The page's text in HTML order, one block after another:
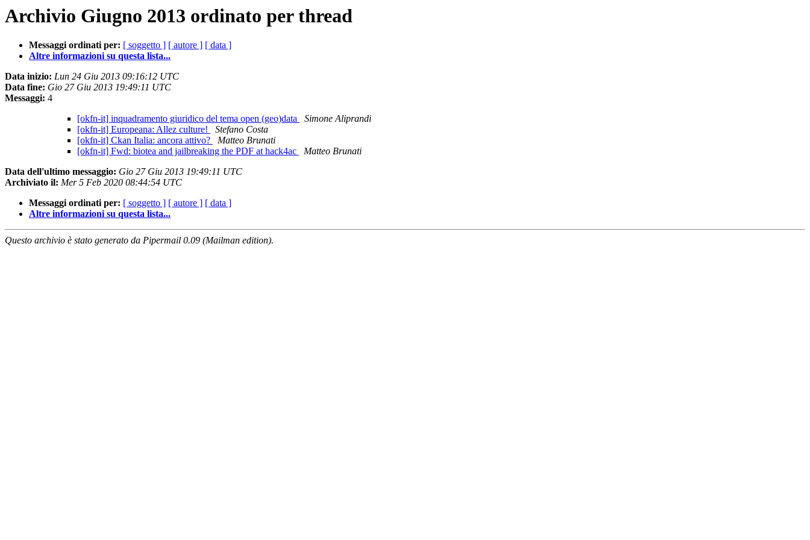
Archivio Giugno 2013 ordinato per thread
Messaggi ordinati per: [ soggetto ] [ autore ] [ data ]
Altre informazioni su questa lista...
Data inizio: Lun 24 Giu 2013 09:16:12 UTC
Data fine: Gio 27 Giu 2013 19:49:11 UTC
Messaggi: 4
[okfn-it] inquadramento giuridico del tema open (geo)data
Simone Aliprandi
[okfn-it] Europeana: Allez culture!
Stefano Costa
[okfn-it] Ckan Italia: ancora attivo?
Matteo Brunati
[okfn-it] Fwd: biotea and jailbreaking the PDF at hack4ac
Matteo Brunati
Data dell'ultimo messaggio: Gio 27 Giu 2013 19:49:11 UTC
Archiviato il: Mer 5 Feb 2020 08:44:54 UTC
Messaggi ordinati per: [ soggetto ] [ autore ] [ data ]
Altre informazioni su questa lista...
Questo archivio è stato generato da Pipermail 0.09 (Mailman edition).